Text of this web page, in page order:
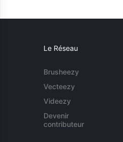
Le Réseau
Brusheezy
Vecteezy
Videezy
Devenir
contributeur